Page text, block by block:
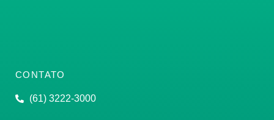
CONTATO
(61) 3222-3000